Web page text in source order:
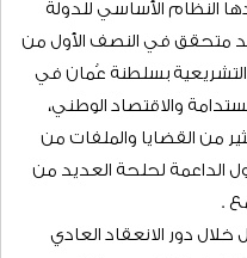
الله ورعاه- القاضية ببدء
أعمال دور الانعقاد العادي الثالث (2025-2026) من الفترة العاشرة
(2023-2027) م للمجلس؛ اعتباراً من يوم الأحد الموافق 9 نوفمبر
للانعقاد في أدواره
".
الندابي أمين عام مجلس
بخطى ثابتة نحو تحقيق